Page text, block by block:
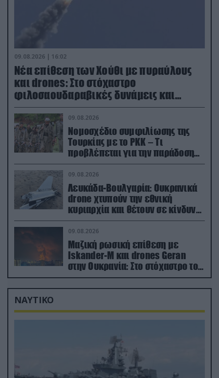
09.08.2026 | 16:02
Νέα επίθεση των Χούθι με πυραύλους
και drones: Στο στόχαστρο
φιλοσαουδαραβικές δυνάμεις και
εγκαταστάσεις
09.08.2026
Νομοσχέδιο συμφιλίωσης της
Τουρκίας με το ΡΚΚ – Τι
προβλέπεται για την παράδοση
των όπλων
09.08.2026
Λευκάδα-Βουλγαρία: Ουκρανικά
drone χτυπούν την εθνική
κυριαρχία και θέτουν σε κίνδυνο
οικονομίες χωρών του ΝΑΤΟ
09.08.2026
Μαζική ρωσική επίθεση με
Iskander-M και drones Geran
στην Ουκρανία: Στο στόχαστρο το
εργοστάσιο των Flamingo
ΝΑΥΤΙΚΟ